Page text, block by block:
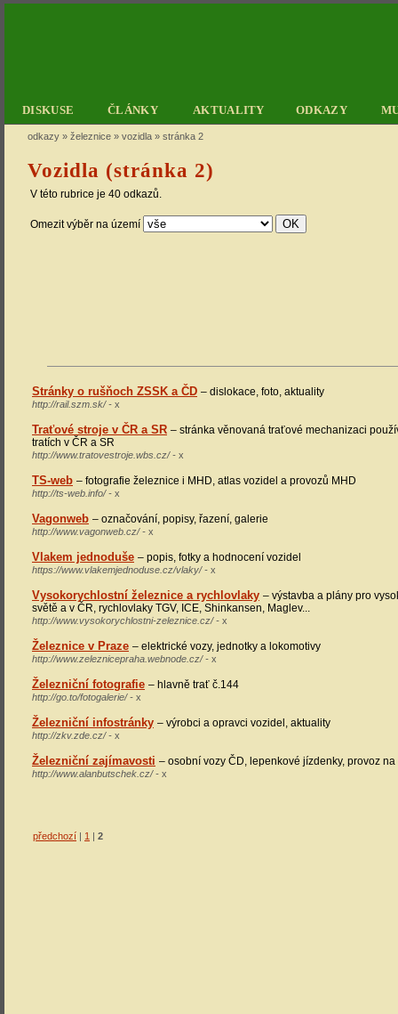
DISKUSE ČLÁNKY AKTUALITY ODKAZY
odkazy » železnice » vozidla » stránka 2
Vozidla (stránka 2)
V této rubrice je 40 odkazů.
Omezit výběr na území
Stránky o rušňoch ZSSK a ČD – dislokace, foto, aktuality
http://rail.szm.sk/ - x
Traťové stroje v ČR a SR – stránka věnovaná traťové mechanizaci
tratích v ČR a SR
http://www.tratovestroje.wbs.cz/ - x
TS-web – fotografie železnice i MHD, atlas vozidel a provozů MHD
http://ts-web.info/ - x
Vagonweb – označování, popisy, řazení, galerie
http://www.vagonweb.cz/ - x
Vlakem jednoduše – popis, fotky a hodnocení vozidel
https://www.vlakemjednoduse.cz/vlaky/ - x
Vysokorychlostní železnice a rychlovlaky – výstavba a plány pro
světě a v ČR, rychlovlaky TGV, ICE, Shinkansen, Maglev...
http://www.vysokorychlostni-zeleznice.cz/ - x
Železnice v Praze – elektrické vozy, jednotky a lokomotivy
http://www.zeleznicepraha.webnode.cz/ - x
Železniční fotografie – hlavně trať č.144
http://go.to/fotogalerie/ - x
Železniční infostránky – výrobci a opravci vozidel, aktuality
http://zkv.zde.cz/ - x
Železniční zajímavosti – osobní vozy ČD, lepenkové jízdenky, provoz
http://www.alanbutschek.cz/ - x
předchozí | 1 | 2